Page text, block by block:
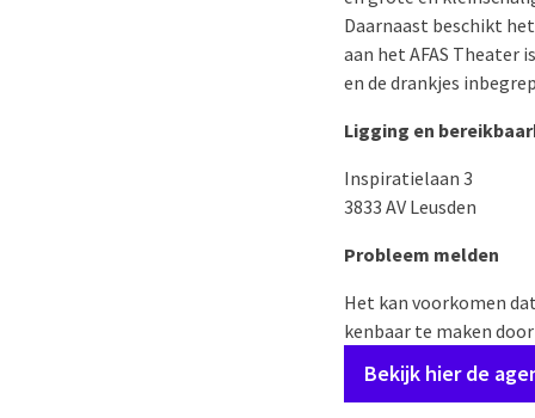
Daarnaast beschikt
aan het AFAS Theater
en de drankjes
Ligging en
Inspiratielaan 3
3833 AV Leusden
Probleem melden
Het kan voorkomen
kenbaar te maken
Bekijk hier de